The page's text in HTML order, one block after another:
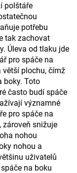
polštáře
potřebu
tak zachovat
Úleva od tlaku jde
pro spáče na
větší plochu, čímž
boky. Toto
často budí spáče
významné
pro spáče na
zároveň snižuje
nohou
nohou a
uživatelů
na boku